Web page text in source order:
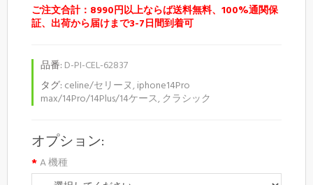
ご注文合計：8990円以上ならば送料無料、100%通関保
証、出荷から届けまで3-7日間到着可
品番: D-PI-CEL-62837
タグ: celine/セリーヌ,iphone14Pro
max/14Pro/14Plus/14ケース, クラシック
オプション:
A 機種